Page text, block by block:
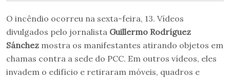
O incêndio ocorreu na sexta-feira, 13. Vídeos
divulgados pelo jornalista Guillermo Rodríguez
Sánchez mostra os manifestantes atirando objetos em
chamas contra a sede do PCC. Em outros vídeos, eles
invadem o edifício e retiraram móveis, quadros e